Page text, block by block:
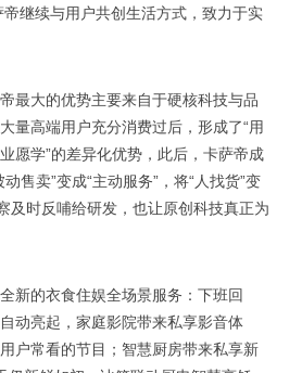
继续与用户共创生活方式，致力于实
最大的优势主要来自于硬核科技与品
量高端用户充分消费过后，形成了“用
愿学”的差异化优势，此后，卡萨帝成
售卖”变成“主动服务”，将“人找货”变
及时反哺给研发，也让原创科技真正为
新的衣食住娱全场景服务：下班回
动亮起，家庭影院带来私享影音体
户常看的节目；智慧厨房带来私享新